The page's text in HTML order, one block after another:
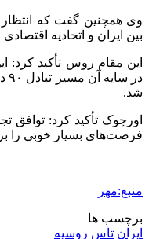
وی همچنین گفت که انتظار
بین ایران و اتحادیه اقتصادی
این مقام روس تأکید کرد:
شد.
اورچوک تأکید کرد: توافق
فرصت‌های بسیار خوبی را
منبع:مهر
برچسب ها
ایران تاس روسیه